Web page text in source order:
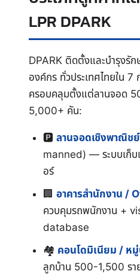
LPR DPARK
DPARK ติดตั้งและบำรุงรั
องค์กร ทั่วประเทศไทยใน
ครอบคลุมตั้งแต่ลานจอด
5,000+ คัน:
🅿 ลานจอดเชิงพาณิชย์
manned) — ระบบเก็บ
อร์
อาคารสำนักงาน /
ควบคุมรถพนักงาน +
database
🏘 คอนโดมิเนียม / ห
ลูกบ้าน 500-1,500 ร